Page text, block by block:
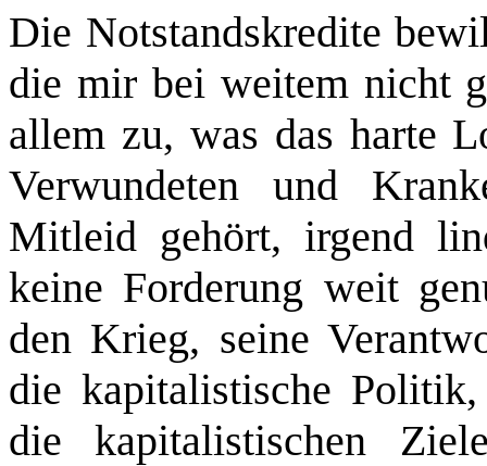
Die Notstandskredite
die mir bei weitem nicht
allem zu, was das harte
Verwundeten und
Mitleid gehört, irgend
keine Forderung weit
den Krieg, seine
die kapitalistische
die kapitalistischen